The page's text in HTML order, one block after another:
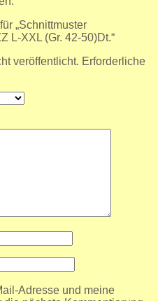
„Schnittmuster
L-XXL (Gr. 42-50)Dt.“
veröffentlicht. Erforderliche
Adresse und meine